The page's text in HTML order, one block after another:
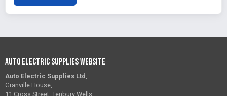
Auto Electric Supplies Website
Auto Electric Supplies Ltd ,
Granville House,
11 Cross Street, Tenbury Wells,